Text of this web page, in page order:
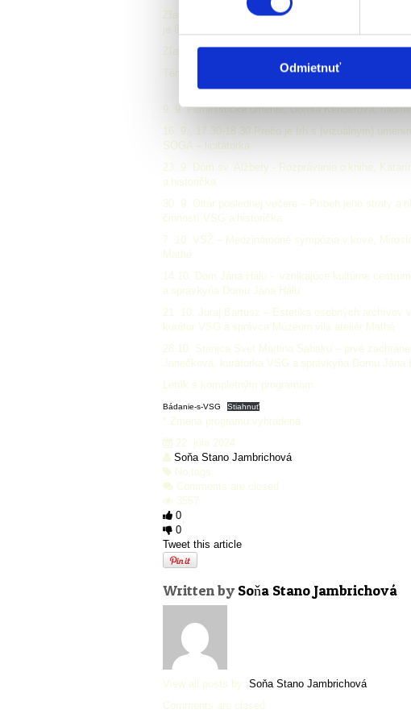
Odmietnuť
Zľavnená cena v rámci jednej prednášky podľa
je 8 € na osobu.
Zľava 10 % pre členov a členkyKlubu priateľov VSG
Témy jednotlivých prednášok:
9. 9. Feministické umenie, Dorota Kenderová,
16. 9., 17.30-18.30 Prečo je trh s (vizuálnym)
SOGA – licitátorka
23. 9. Dóm sv. Alžbety - Rozprávanie o knihe,
a historička
30. 9. Oltár poslednej večere – Príbeh jeho straty a
činností VSG a historička
7. 10. VSŽ – Medzinárodné sympózia v kove,
Mathé
14.10. Dom Jána Hálu - vznikajúce kultúrne
a správkyňa Domu Jána Hálu
21. 10. Juraj Bartusz – Estetika osobných archívov
kurátor VSG a správca Múzeum vila ateliér Mathé
28.10. Stanica Svet Martina Sabaku – prvé
Janečková, kurátorka VSG a správkyňa Domu Jána
Leták s kompletným programom:
Bádanie-s-VSG Stiahnuť
* Zmena programu vyhradená
22. júla 2024
Soňa Stano Jambrichová
No tags
Comments are closed
3557
0
0
Tweet this article
Written by Soňa Stano Jambrichová
View all posts by: Soňa Stano Jambrichová
Comments are closed.